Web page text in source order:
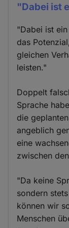
"Dabei ist
"Dabei ist
das
gleichen
leisten."
Doppelt
Sprache
die
angeblich
eine
zwischen
"Da keine
sondern
können wir
Menschen